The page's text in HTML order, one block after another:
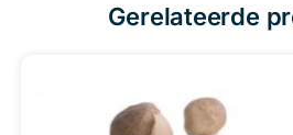
Gerelateerde